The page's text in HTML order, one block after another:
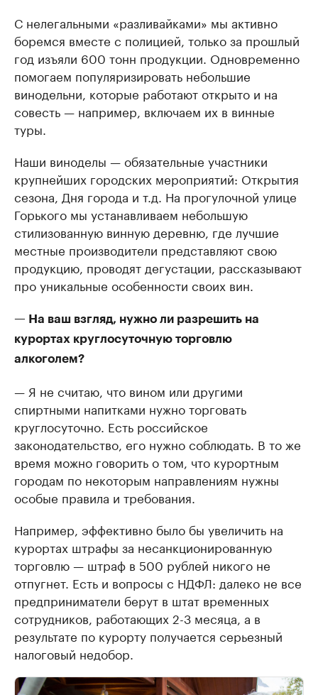
С нелегальными «разливайками» мы активно
боремся вместе с полицией, только за прошлый
год изъяли 600 тонн продукции. Одновременно
помогаем популяризировать небольшие
винодельни, которые работают открыто и на
совесть — например, включаем их в винные
туры.
Наши виноделы — обязательные участники
крупнейших городских мероприятий: Открытия
сезона, Дня города и т.д. На прогулочной улице
Горького мы устанавливаем небольшую
стилизованную винную деревню, где лучшие
местные производители представляют свою
продукцию, проводят дегустации, рассказывают
про уникальные особенности своих вин.
— На ваш взгляд, нужно ли разрешить на
курортах круглосуточную торговлю
алкоголем?
— Я не считаю, что вином или другими
спиртными напитками нужно торговать
круглосуточно. Есть российское
законодательство, его нужно соблюдать. В то же
время можно говорить о том, что курортным
городам по некоторым направлениям нужны
особые правила и требования.
Например, эффективно было бы увеличить на
курортах штрафы за несанкционированную
торговлю — штраф в 500 рублей никого не
отпугнет. Есть и вопросы с НДФЛ: далеко не все
предприниматели берут в штат временных
сотрудников, работающих 2-3 месяца, а в
результате по курорту получается серьезный
налоговый недобор.